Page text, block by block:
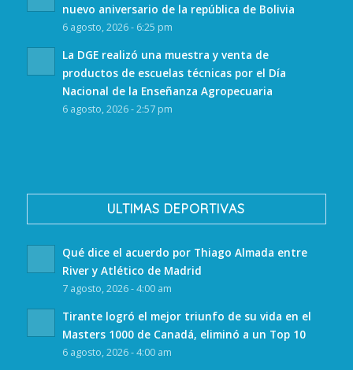
nuevo aniversario de la república de Bolivia
6 agosto, 2026 - 6:25 pm
La DGE realizó una muestra y venta de
productos de escuelas técnicas por el Día
Nacional de la Enseñanza Agropecuaria
6 agosto, 2026 - 2:57 pm
ULTIMAS DEPORTIVAS
Qué dice el acuerdo por Thiago Almada entre
River y Atlético de Madrid
7 agosto, 2026 - 4:00 am
Tirante logró el mejor triunfo de su vida en el
Masters 1000 de Canadá, eliminó a un Top 10
6 agosto, 2026 - 4:00 am